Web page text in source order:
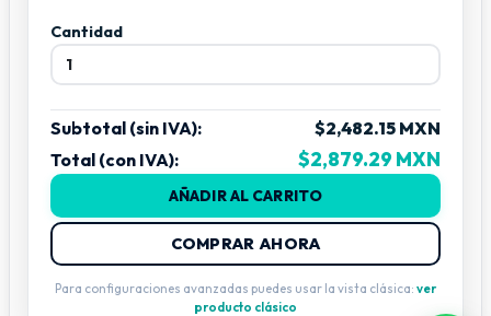
Cantidad
Subtotal (sin IVA):
$2,482.15 MXN
Total (con IVA):
$2,879.29 MXN
AÑADIR AL CARRITO
COMPRAR AHORA
Para configuraciones avanzadas puedes usar la vista clásica: ver
producto clásico